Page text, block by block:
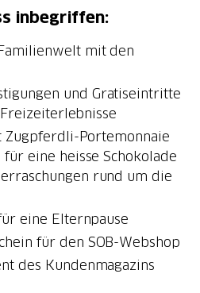
inbegriffen:
mit den
und Gratiseintritte
Zugpferdli-Portemonnaie
eine heisse Schokolade
rund um die
eine Elternpause
für den SOB-Webshop
des Kundenmagazins